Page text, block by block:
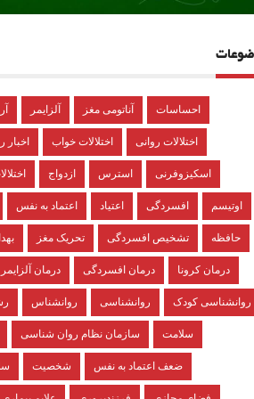
آلزایمر آناتومی مغز احساسات
اختلالات خواب اختلالات روانی
ازدواج استرس اسکیزوفرنی
اعتماد به نفس اعتیاد افسردگی اوتیسم
تحریک مغز تشخیص افسردگی حافظه
درمان آلزایمر درمان افسردگی درمان کرونا
روانشناس روانشناسی روانشناسی کودک
سازمان نظام روان شناسی سلامت
شخصیت ضعف اعتماد به نفس